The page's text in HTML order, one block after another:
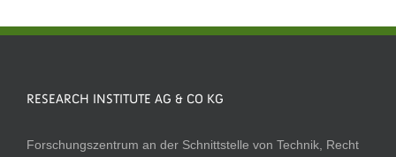
RESEARCH INSTITUTE AG & CO KG
Forschungszentrum an der Schnittstelle von Technik, Recht